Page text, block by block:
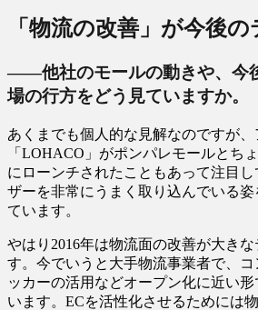
「物流の改善」が今後
――他社のモールの動きや、今
場の行方をどう見ていますか。
あくまでも個人的な見解なのですが
「LOHACO」がポンパレモールとち
にローンチされたこともあって注目
ザーを非常にうまく取り込んでいる
ています。
やはり2016年は物流面の改善が大き
す。今でいうと大手物流事業者で、
ッカーの活用などオープン化に近い
います。ECを活性化させるためには